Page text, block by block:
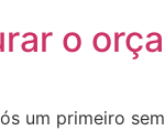
o
um primeiro